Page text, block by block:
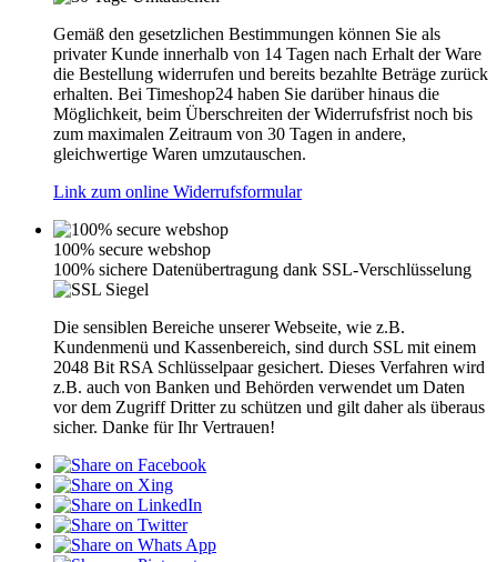
Gemäß den gesetzlichen Bestimmungen können Sie als
privater Kunde innerhalb von 14 Tagen nach Erhalt der Ware
die Bestellung widerrufen und bereits bezahlte Beträge zurück
erhalten. Bei Timeshop24 haben Sie darüber hinaus die
Möglichkeit, beim Überschreiten der Widerrufsfrist noch bis
zum maximalen Zeitraum von 30 Tagen in andere,
gleichwertige Waren umzutauschen.
Link zum online Widerrufsformular
100% secure webshop
100% sichere Datenübertragung dank SSL-Verschlüsselung
Die sensiblen Bereiche unserer Webseite, wie z.B.
Kundenmenü und Kassenbereich, sind durch SSL mit einem
2048 Bit RSA Schlüsselpaar gesichert. Dieses Verfahren wird
z.B. auch von Banken und Behörden verwendet um Daten
vor dem Zugriff Dritter zu schützen und gilt daher als überaus
sicher. Danke für Ihr Vertrauen!